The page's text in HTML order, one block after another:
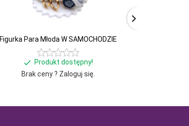
Figurka Para Młoda W SAMOCHODZIE
Produkt dostępny!
Brak ceny ? Zaloguj się.